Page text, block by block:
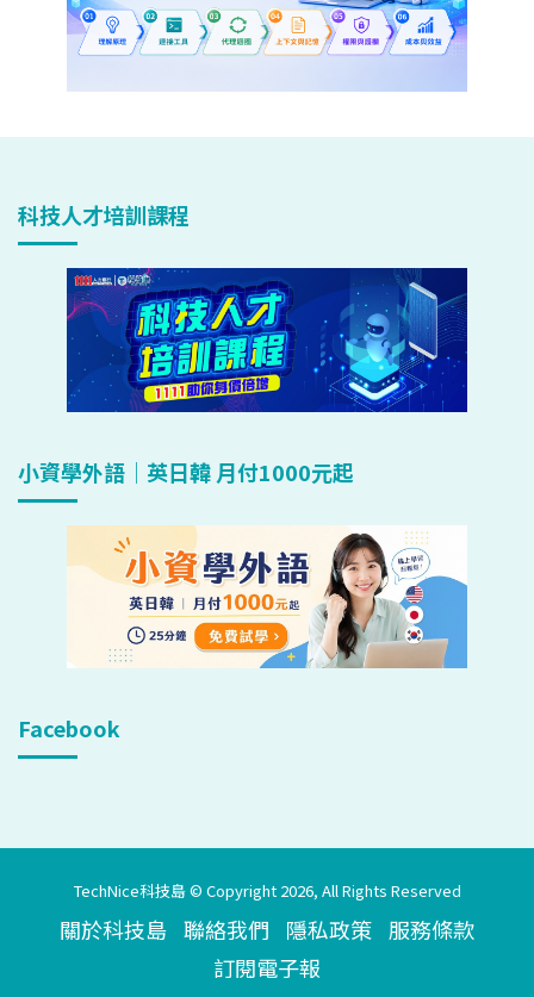
科技人才培訓課程
小資學外語｜英日韓 月付1000元起
Facebook
TechNice科技島 © Copyright 2026, All Rights Reserved
關於科技島 聯絡我們 隱私政策 服務條款
訂閱電子報